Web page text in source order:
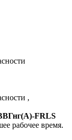
,
FRLS
рабочее время.